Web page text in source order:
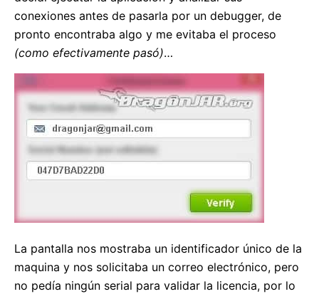
conexiones antes de pasarla por un debugger, de
pronto encontraba algo y me evitaba el proceso
(como efectivamente pasó)…
La pantalla nos mostraba un identificador único de la
maquina y nos solicitaba un correo electrónico, pero
no pedía ningún serial para validar la licencia, por lo